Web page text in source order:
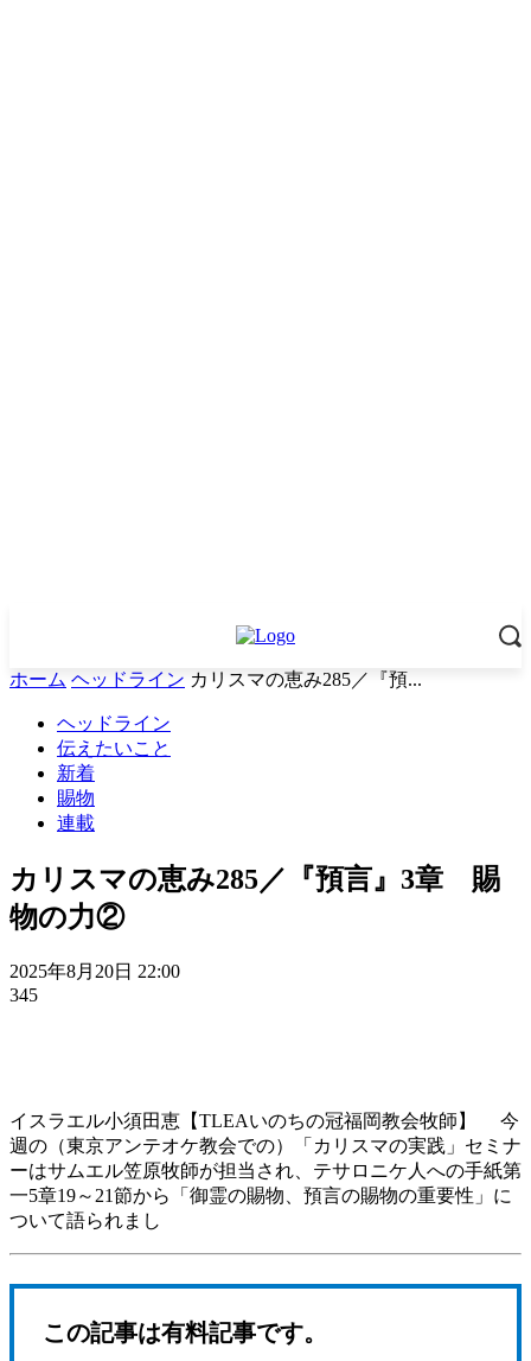
ホーム ヘッドライン カリスマの恵み285／『預...
ヘッドライン
伝えたいこと
新着
賜物
連載
カリスマの恵み285／『預言』3章 賜
物の力②
2025年8月20日 22:00
345
イスラエル小須田恵【TLEAいのちの冠福岡教会牧師】 今
週の（東京アンテオケ教会での）「カリスマの実践」セミナ
ーはサムエル笠原牧師が担当され、テサロニケ人への手紙第
一5章19～21節から「御霊の賜物、預言の賜物の重要性」に
ついて語られまし
この記事は有料記事です。